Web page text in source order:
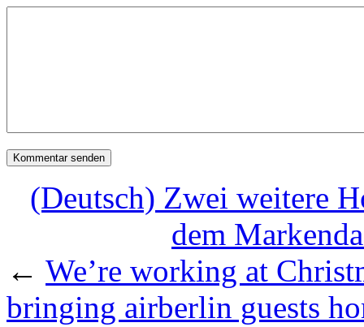
(Deutsch) Zwei weitere
dem
← We’re working at
bringing airberlin guests